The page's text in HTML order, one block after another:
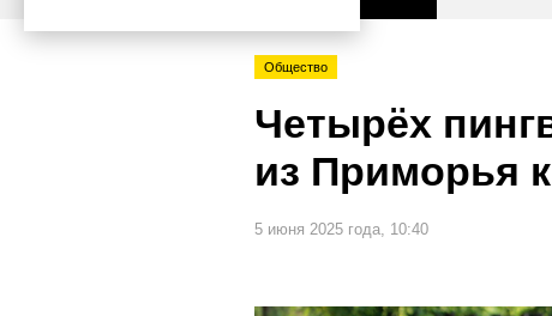
Общество
Четырёх
из Приморья
5 июня 2025 года, 10:40